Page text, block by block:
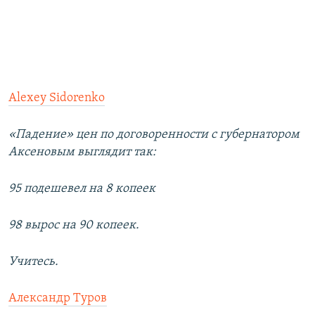
Alexey Sidorenko
«Падение» цен по договоренности с губернатором
Аксеновым выглядит так:
95 подешевел на 8 копеек
98 вырос на 90 копеек.
Учитесь.
Александр Туров